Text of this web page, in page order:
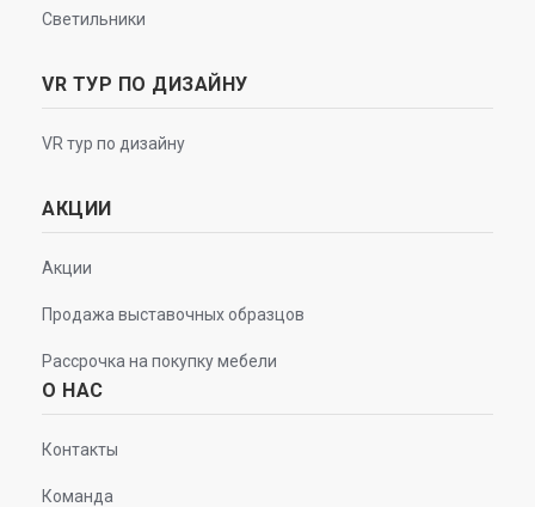
Светильники
VR ТУР ПО ДИЗАЙНУ
VR тур по дизайну
АКЦИИ
Акции
Продажа выставочных образцов
Рассрочка на покупку мебели
О НАС
Контакты
Команда